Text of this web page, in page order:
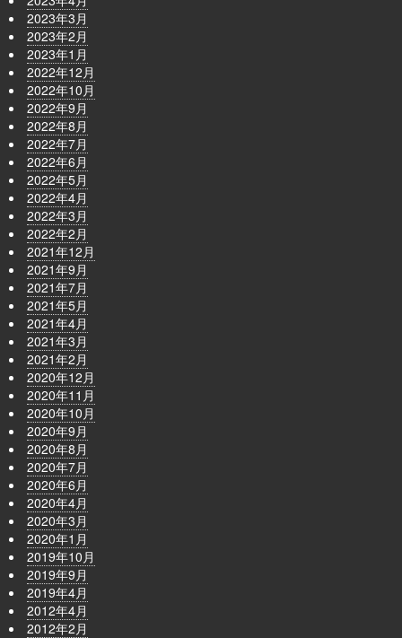
2023年3月
2023年2月
2023年1月
2022年12月
2022年10月
2022年9月
2022年8月
2022年7月
2022年6月
2022年5月
2022年4月
2022年3月
2022年2月
2021年12月
2021年9月
2021年7月
2021年5月
2021年4月
2021年3月
2021年2月
2020年12月
2020年11月
2020年10月
2020年9月
2020年8月
2020年7月
2020年6月
2020年4月
2020年3月
2020年1月
2019年10月
2019年9月
2019年4月
2012年4月
2012年2月